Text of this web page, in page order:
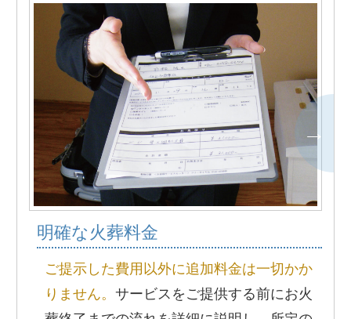
明確な火葬料金
ご提示した費用以外に追加料金は一切かか
りません。サービスをご提供する前にお火